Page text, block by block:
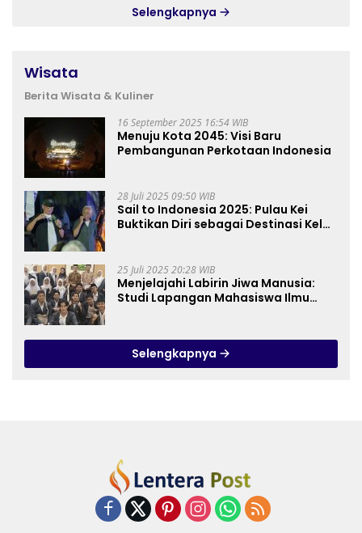
Selengkapnya
Wisata
Berita Wisata & Kuliner
16 September 2025 16:54 WIB
Menuju Kota 2045: Visi Baru
Pembangunan Perkotaan Indonesia
28 Juli 2025 09:50 WIB
Sail to Indonesia 2025: Pulau Kei
Buktikan Diri sebagai Destinasi Kelas
25 Juli 2025 20:28 WIB
Menjelajahi Labirin Jiwa Manusia:
Studi Lapangan Mahasiswa Ilmu
Selengkapnya